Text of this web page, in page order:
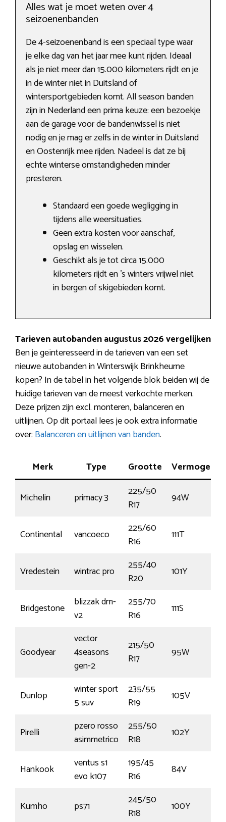
Alles wat je moet weten over 4
seizoenenbanden
De 4-seizoenenband is een speciaal type waar
je elke dag van het jaar mee kunt rijden. Ideaal
als je niet meer dan 15.000 kilometers rijdt en je
in de winter niet in Duitsland of
wintersportgebieden komt. All season banden
zijn in Nederland een prima keuze: een bezoekje
aan de garage voor de bandenwissel is niet
nodig en je mag er zelfs in de winter in Duitsland
en Oostenrijk mee rijden. Nadeel is dat ze bij
echte winterse omstandigheden minder
presteren.
Standaard een goede wegligging in
tijdens alle weersituaties.
Geen extra kosten voor aanschaf,
opslag en wisselen.
Geschikt als je tot circa 15.000
kilometers rijdt en ’s winters vrijwel niet
in bergen of skigebieden komt.
Tarieven autobanden augustus 2026 vergelijken
Ben je geïnteresseerd in de tarieven van een set
nieuwe autobanden in Winterswijk Brinkheurne
kopen? In de tabel in het volgende blok beiden wij de
huidige tarieven van de meest verkochte merken.
Deze prijzen zijn excl. monteren, balanceren en
uitlijnen. Op dit portaal lees je ook extra informatie
over: Balanceren en uitlijnen van banden.
Merk Type Grootte Vermogen
Michelin primacy 3
225/50
R17
94W
Continental vancoeco
225/60
R16
111T
Vredestein wintrac pro
255/40
R20
101Y
Bridgestone
blizzak dm-
v2
255/70
R16
111S
Goodyear
vector
4seasons
gen-2
215/50
R17
95W
Dunlop
winter sport
5 suv
235/55
R19
105V
Pirelli
pzero rosso
asimmetrico
255/50
R18
102Y
Hankook
ventus s1
evo k107
195/45
R16
84V
Kumho ps71
245/50
R18
100Y